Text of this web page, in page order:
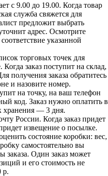
с 9.00 до 19.00. Когда товар
служба свяжется для
предложит выбрать
адрес. Осмотрите
указанной
торговых точек для
заказ поступит на склад,
получения заказа обратитесь
и назовите номер.
на точку, на ваш телефон
код. Заказ нужно оплатить в
хранения — 3 дня.
России. Когда заказ придет
извещение о посылке.
состояние коробки: вес,
самостоятельно вы
заказа. Один заказ может
и его стоимость не
р.